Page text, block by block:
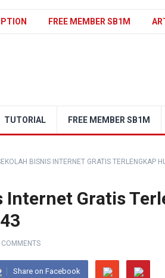
FREE MEMBER SB1M
TUTORIAL FREE MEMBER SB1M
BISNIS INTERNET GRATIS TERLENGKAP
Internet Gratis
COMMENTS
Share on Facebook